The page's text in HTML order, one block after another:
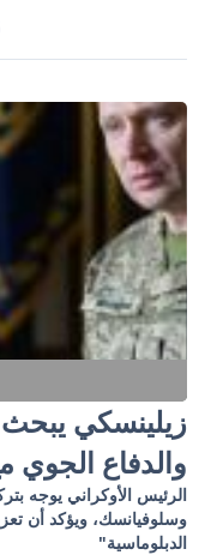
زيلينسكي يبحث
والدفاع الجوي
الرئيس الأوكراني يوجه
وسلوفيانسك، ويؤكد أن
الدبلوماسية"